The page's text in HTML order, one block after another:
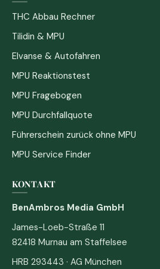
THC Abbau Rechner
Tilidin & MPU
Elvanse & Autofahren
MPU Reaktionstest
MPU Fragebogen
MPU Durchfallquote
Führerschein zurück ohne MPU
MPU Service Finder
KONTAKT
BenAmbros Media GmbH
James-Loeb-Straße 11
82418 Murnau am Staffelsee
HRB 293443 · AG München